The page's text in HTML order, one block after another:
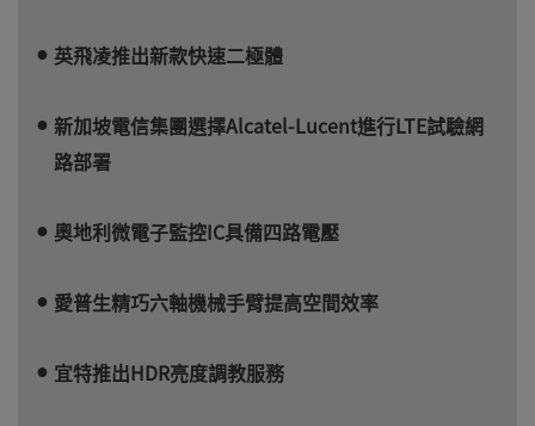
英飛凌推出新款快速二極體
新加坡電信集團選擇Alcatel-Lucent進行LTE試驗網
路部署
奧地利微電子監控IC具備四路電壓
愛普生精巧六軸機械手臂提高空間效率
宜特推出HDR亮度調教服務